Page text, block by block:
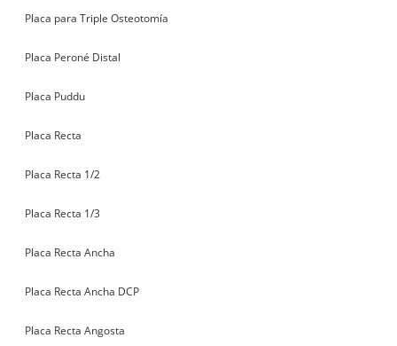
Placa para Triple Osteotomía
Placa Peroné Distal
Placa Puddu
Placa Recta
Placa Recta 1/2
Placa Recta 1/3
Placa Recta Ancha
Placa Recta Ancha DCP
Placa Recta Angosta